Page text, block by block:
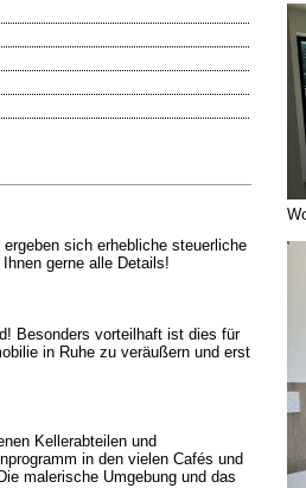
sich erhebliche steuerliche
gerne alle Details!
Besonders vorteilhaft ist dies für
in Ruhe zu veräußern und erst
Kellerabteilen und
in den vielen Cafés und
malerische Umgebung und das